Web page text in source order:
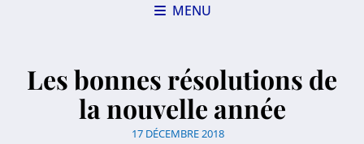
MENU
Les bonnes résolutions de
la nouvelle année
17 DÉCEMBRE 2018